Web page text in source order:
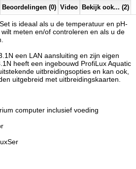
Beoordelingen (0) Video Bekijk ook... (2)
is ideaal als u de temperatuur en pH-
meten en/of controleren en als u de
een LAN aansluiting en zijn eigen
heeft een ingebouwd ProfiLux Aquatic
uitbreidingsopties en kan ook,
uitgebreid met uitbreidingskaarten.
computer inclusief voeding